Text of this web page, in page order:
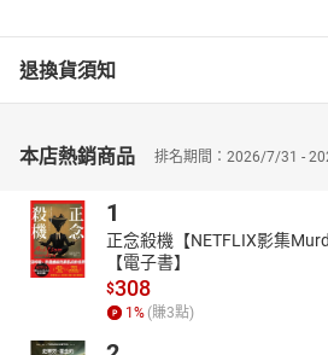
the stylistic approaches of
personal growth and coming to age, but
退換貨須知
本店熱銷商品 排名期間：2026/7/31 -
1
正念殺機【NETFLIX影集
【電子書】
$308
1 % (賺3點)